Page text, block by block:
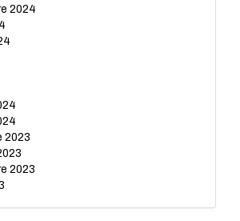
2024
2023
2023